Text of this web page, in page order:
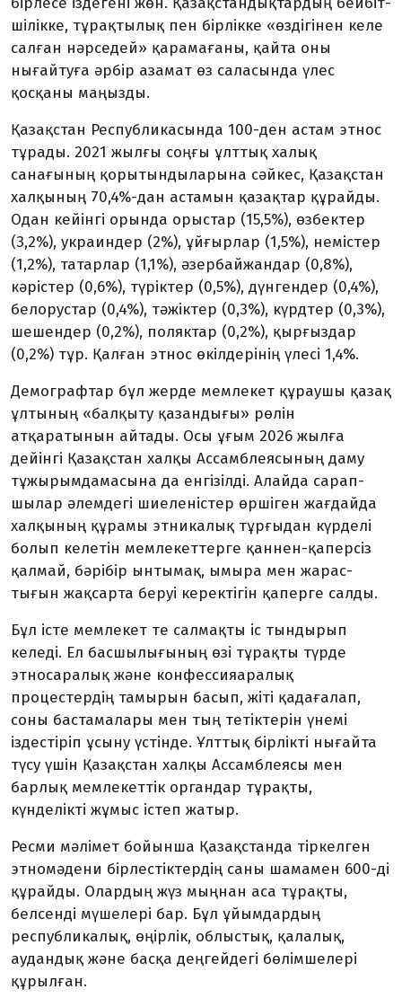
шілікке, тұрақ­тылық пен бірлікке «өз­д­ігінен келе
салған нәрседей» қарама­ғаны, қайта оны
нығайтуға әрбір азамат өз сала­сында үлес
қосқаны маңызды.
Қазақстан Республикасында 100-ден астам этнос
тұрады. 2021 жылғы соңғы ұлттық халық
санағының қоры­тынды­ларына сәйкес, Қазақстан
халқының 70,4%-дан астамын қазақтар құрайды.
Одан кейінгі орында орыстар (15,5%), өзбектер
(3,2%), украиндер (2%), ұйғыр­лар (1,5%), немістер
(1,2%), татарлар (1,1%), әзербайжандар (0,8%),
кәрістер (0,6%), түріктер (0,5%), дүнгендер (0,4%),
белорустар (0,4%), тә­жіктер (0,3%), күрдтер (0,3%),
ше­шендер (0,2%), поляктар (0,2%), қыр­ғыздар
(0,2%) тұр. Қалған этнос өкіл­дерінің үлесі 1,4%.
Демографтар бұл жерде мемлекет құраушы қазақ
ұлтының «балқыту қазандығы» рөлін
атқаратынын айтады. Осы ұғым 2026 жылға
дейінгі Қазақстан хал­қы Ассамблеясының даму
тұжырым­дамасына да енгізілді. Алайда са­рап­­
шылар әлемдегі шиеленістер өрші­ген жағдайда
халқының құрамы этника­лық тұрғыдан күрделі
болып келетін мемле­кеттерге қаннен-қаперсіз
қалмай, бәрі­бір ынтымақ, ымыра мен жарас­
тығын жақсарта беруі керектігін қаперге салды.
Бұл істе мемлекет те салмақты іс тындырып
келеді. Ел басшылығының өзі тұрақты түрде
этносаралық және кон­фессияаралық
процестердің та­мыр­­ын басып, жіті қадағалап,
соны бастама­лары мен тың тетіктерін үнемі
іздестіріп ұсыну үстінде. Ұлттық бірлікті нығайта
түсу үшін Қазақстан халқы Ассамблеясы мен
барлық мемле­кеттік органдар тұрақ­ты,
күнделікті жұмыс істеп жатыр.
Ресми мәлімет бойынша Қазақ­станда тіркелген
этномәдени бірлес­тіктердің саны шамамен 600-ді
құрайды. Олардың жүз мыңнан аса тұрақты,
белсенді мүше­лері бар. Бұл ұйымдардың
республика­лық, өңірлік, облыстық, қалалық,
аудан­дық және басқа деңгей­дегі бөлімшелері
құрылған.